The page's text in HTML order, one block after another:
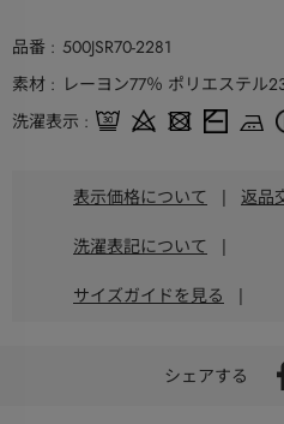
品番
500JSR70-2281
素材
レーヨン77％ ポリエステル
洗濯表示
表示価格について | 返品
洗濯表記について |
サイズガイドを見る |
シェアする